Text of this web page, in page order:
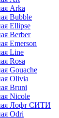
Arka
Bubble
Ellipse
Berber
Emerson
Line
Rosa
Gouache
Olivia
Bruni
Nicole
Лофт СИТИ
Odri